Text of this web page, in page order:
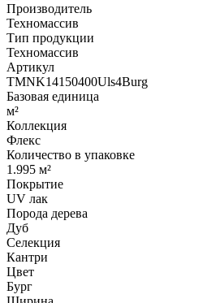
Производитель
Техномассив
Тип продукции
Техномассив
Артикул
TMNK14150400Uls4Burg
Базовая единица
м²
Коллекция
Флекс
Количество в упаковке
1.995 м²
Покрытие
UV лак
Порода дерева
Дуб
Селекция
Кантри
Цвет
Бург